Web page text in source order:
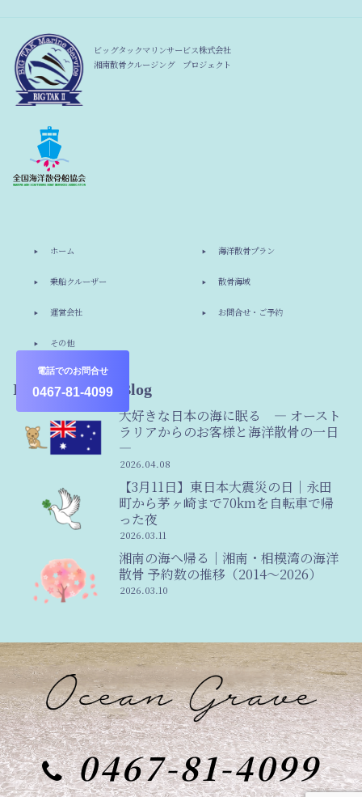
電話でのお問合せ
0467-81-4099
ビッグタックマリンサービス株式会社
湘南散骨クルージング プロジェクト
ホーム 海洋散骨プラン
乗船クルーザー 散骨海域
運営会社 お問合せ・ご予約
その他
Information & Blog
大好きな日本の海に眠る ― オースト
ラリアからのお客様と海洋散骨の一日
―
2026.04.08
【3月11日】東日本大震災の日｜永田
町から茅ヶ崎まで70kmを自転車で帰
った夜
2026.03.11
湘南の海へ帰る｜湘南・相模湾の海洋
散骨 予約数の推移（2014〜2026）
2026.03.10
0467-81-4099